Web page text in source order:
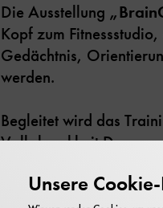
Die Ausstellung
Kopf zum
Gedächtnis,
werden.
Begleitet wird das
Volkskrankheit
interaktiven
Unsere